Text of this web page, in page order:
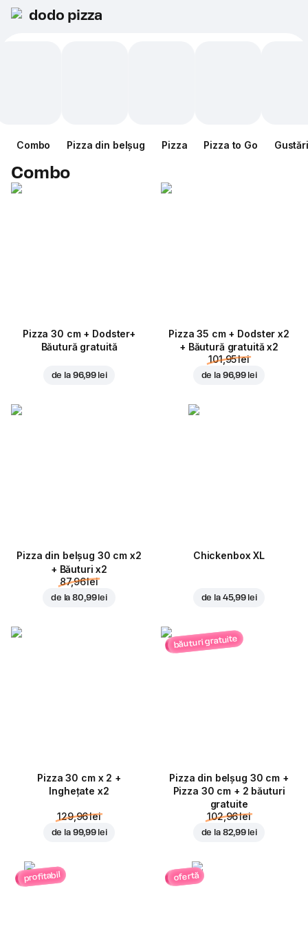
dodo pizza
Combo Pizza din belșug Pizza Pizza to Go Gustări
Combo
Pizza 30 cm + Dodster+
Băutură gratuită
de la 96,99 lei
Pizza 35 cm + Dodster x2
+ Băutură gratuită x2
101,95 lei
de la 96,99 lei
Pizza din belșug 30 cm x2
+ Băuturi x2
87,96 lei
de la80,99 lei
Chickenbox XL
de la 45,99 lei
Pizza 30 cm x 2 +
Inghețate x2
129,96 lei
de la 99,99 lei
băuturi gratuite
Pizza din belșug 30 cm +
Pizza 30 cm + 2 băuturi
gratuite
102,96 lei
de la 82,99 lei
profitabil ofertă